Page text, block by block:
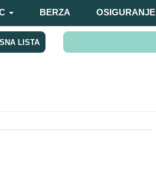
BERZA OSIGURANJE
LISTA